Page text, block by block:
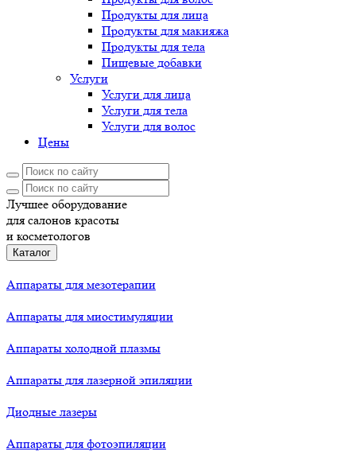
Продукты для лица
Продукты для макияжа
Продукты для тела
Пищевые добавки
Услуги
Услуги для лица
Услуги для тела
Услуги для волос
Цены
Лучшее оборудование
для салонов красоты
и косметологов
Каталог
Аппараты для мезотерапии
Аппараты для миостимуляции
Аппараты холодной плазмы
Аппараты для лазерной эпиляции
Диодные лазеры
Аппараты для фотоэпиляции